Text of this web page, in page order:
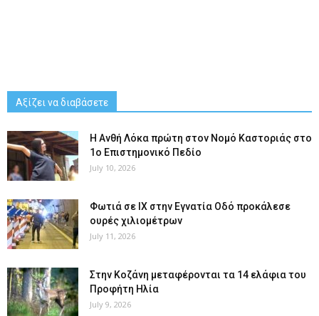
Αξίζει να διαβάσετε
Η Ανθή Λόκα πρώτη στον Νομό Καστοριάς στο
1ο Επιστημονικό Πεδίο
July 10, 2026
Φωτιά σε ΙΧ στην Εγνατία Οδό προκάλεσε
ουρές χιλιομέτρων
July 11, 2026
Στην Κοζάνη μεταφέρονται τα 14 ελάφια του
Προφήτη Ηλία
July 9, 2026